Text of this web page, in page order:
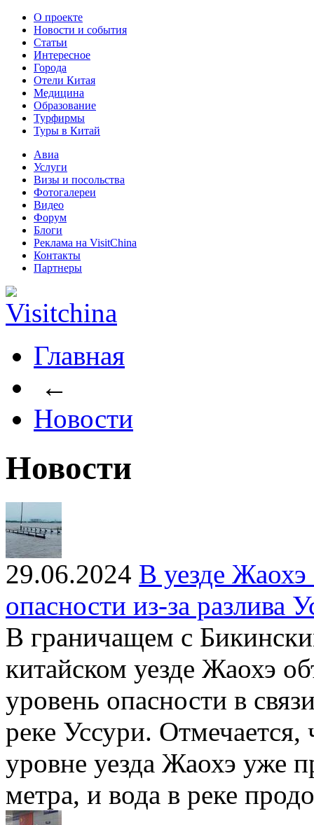
О проекте
Новости и события
Статьи
Интересное
Города
Отели Китая
Медицина
Образование
Турфирмы
Туры в Китай
Авиа
Услуги
Визы и посольства
Фотогалереи
Видео
Форум
Блоги
Реклама на VisitChina
Контакты
Партнеры
Главная
←
Новости
Новости
29.06.2024 В уезде
опасности из-за разлива
В граничащем с
китайском уезде Жаохэ
уровень опасности в
реке Уссури.
уровне уезда Жаохэ уже
метра, и вода в реке